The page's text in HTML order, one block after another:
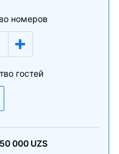
номеров
гостей
000 UZS